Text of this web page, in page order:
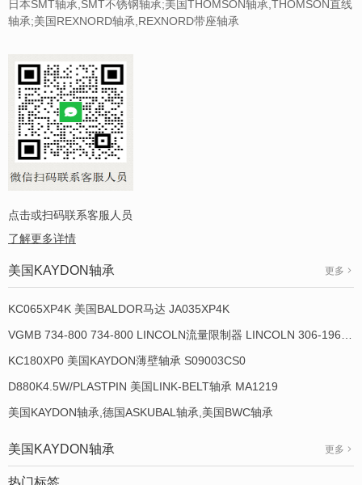
日本SMT轴承,SMT不锈钢轴承;美国THOMSON轴承,THOMSON直线
轴承;美国REXNORD轴承,REXNORD带座轴承
点击或扫码联系客服人员
了解更多详情
美国KAYDON轴承 更多
KC065XP4K 美国BALDOR马达 JA035XP4K
KC180XP0 美国KAYDON薄壁轴承 S09003CS0
D880K4.5W/PLASTPIN 美国LINK-BELT轴承 MA1219
美国KAYDON轴承,德国ASKUBAL轴承,美国BWC轴承
美国KAYDON轴承 更多
热门标签